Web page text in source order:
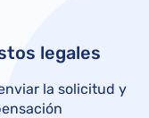
legales
la solicitud y